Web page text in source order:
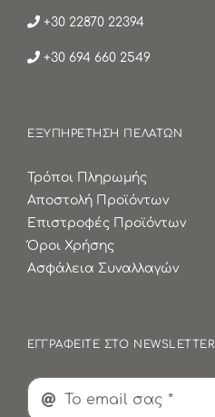
+30 22870 22394
+30 694 660 2549
ΕΞΥΠΗΡΕΤΗΣΗ ΠΕΛΑΤΩΝ
Τρόποι Πληρωμής
Αποστολή Προϊόντων
Επιστροφές Προϊόντων
Όροι Χρήσης
Ασφάλεια Συναλλαγών
ΕΓΓΡΑΦΕΙΤΕ ΣΤΟ NEWSLETTER